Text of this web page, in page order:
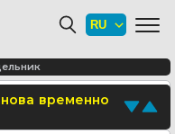
новые
по БАКАД
для
в
временно